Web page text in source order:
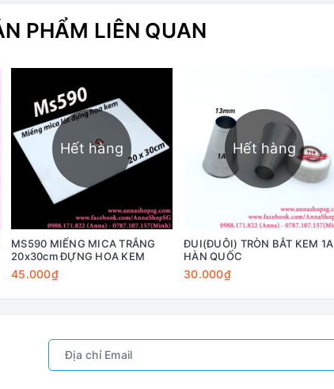
PHẨM LIÊN QUAN
Hết hàng
MS590 MIẾNG MICA TRẮNG
20x30cm ĐỰNG HOA KEM
45.000₫
Hết hàng
ĐUI(ĐUÔI) TRÒN BẮT KEM 1A
HÀN QUỐC
30.000₫